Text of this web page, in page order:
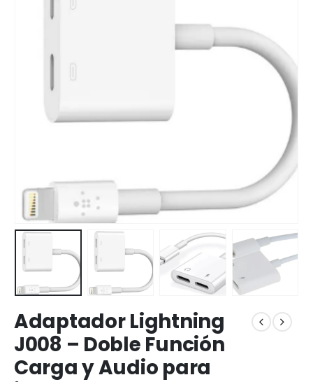
Adaptador Lightning
J008 – Doble Función
Carga y Audio para